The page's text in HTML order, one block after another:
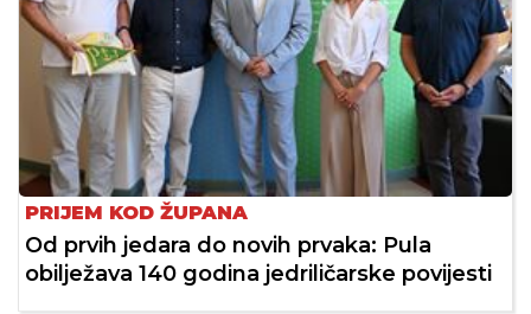
PRIJEM KOD ŽUPANA
Od prvih jedara do novih prvaka: Pula
obilježava 140 godina jedriličarske povijesti